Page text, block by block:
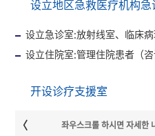
设立地区急救医疗机构
设立急诊室:放射线室、临床
设立住院室:管理住院患者（
开设诊疗支援室